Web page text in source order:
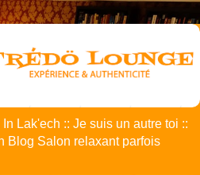
Lak'ech :: Je suis un autre toi ::
Blog Salon relaxant parfois